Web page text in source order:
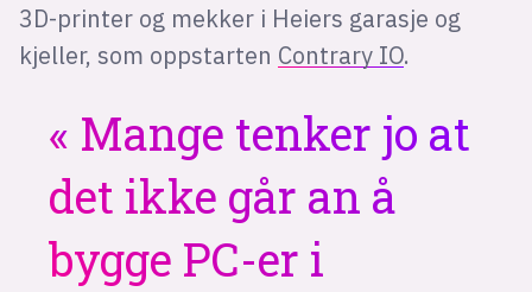
3D-printer og mekker i Heiers garasje og
kjeller, som oppstarten Contrary IO.
Mange tenker jo at
det ikke går an å
bygge PC-er i